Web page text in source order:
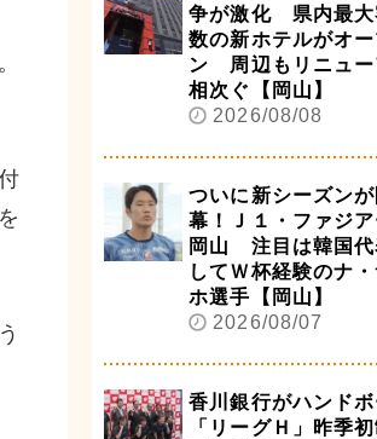
争が激化 県内最大
数の新ホテルがオ
ン 周辺もリニュー
相次ぐ【岡山】
2026/08/08
ついに新シーズンが
幕！Ｊ１・ファジア
岡山 注目は韓国代
してＷ杯経験のナ
ホ選手【岡山】
2026/08/07
香川銀行がハンド
「リーグＨ」昨季初